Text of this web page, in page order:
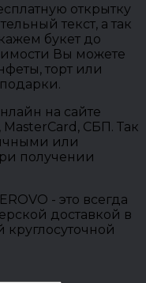
открытку
текст, а так
букет до
Вы можете
торт или
на сайте
СБП. Так
или
получении
- это всегда
доставкой в
круглосуточной